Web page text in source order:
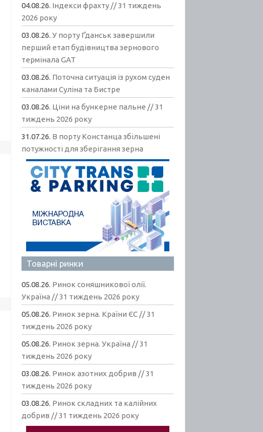
04.08.26. Індекси фрахту // 31 тиждень
2026 року
03.08.26.У порту Ґданськ завершили
перший етап будівництва зернового
термінала GAT
03.08.26. Поточна ситуація із рухом суден
каналами Суліна та Бистре
03.08.26. Ціни на бункерне пальне // 31
тиждень 2026 року
31.07.26. В порту Констанца збільшені
потужності для зберігання зерна
Товарні ринки
05.08.26. Ринок соняшникової олії.
Україна // 31 тиждень 2026 року
05.08.26. Ринок зерна. Країни ЄС // 31
тиждень 2026 року
05.08.26. Ринок зерна. Україна // 31
тиждень 2026 року
03.08.26. Ринок азотних добрив // 31
тиждень 2026 року
03.08.26. Ринок складних та калійних
добрив // 31 тиждень 2026 року